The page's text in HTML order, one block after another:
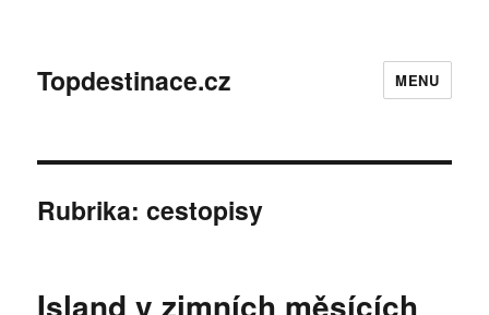
Topdestinace.cz MENU
Rubrika:cestopisy
Island v zimních měsících